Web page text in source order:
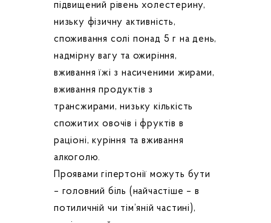
підвищений рівень холестерину,
низьку фізичну активність,
споживання солі понад 5 г на день,
надмірну вагу та ожиріння,
вживання їжі з насиченими жирами,
вживання продуктів з
трансжирами, низьку кількість
спожитих овочів і фруктів в
раціоні, куріння та вживання
алкоголю.
Проявами гіпертонії можуть бути
– головний біль (найчастіше – в
потиличній чи тім’яній частині),